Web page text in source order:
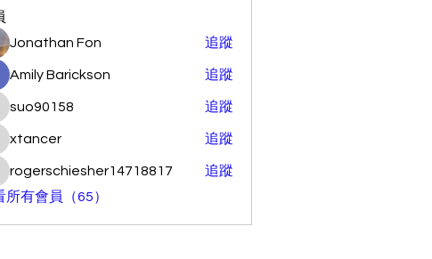
Jonathan Fon 追蹤
Amily Barickson 追蹤
suo90158 追蹤
xtancer 追蹤
rogerschiesher14718817
追蹤
所有會員（65）